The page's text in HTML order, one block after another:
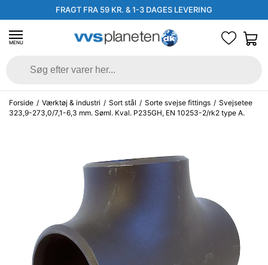
FRAGT FRA 59 KR. & 1-3 DAGES LEVERING
MENU
Forside / Værktøj & industri / Sort stål / Sorte svejse fittings / Svejsetee
323,9-273,0/7,1-6,3 mm. Søml. Kval. P235GH, EN 10253-2/rk2 type A.